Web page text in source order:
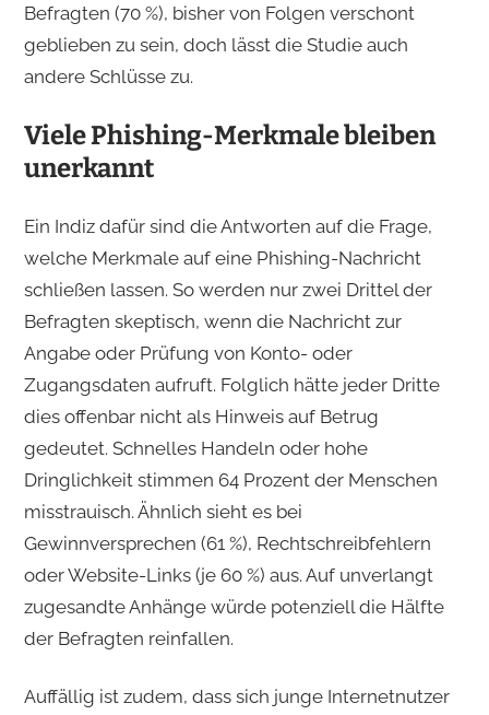
Befragten (70 %), bisher von Folgen verschont
geblieben zu sein, doch lässt die Studie auch
andere Schlüsse zu.
Viele Phishing-Merkmale bleiben
unerkannt
Ein Indiz dafür sind die Antworten auf die Frage,
welche Merkmale auf eine Phishing-Nachricht
schließen lassen. So werden nur zwei Drittel der
Befragten skeptisch, wenn die Nachricht zur
Angabe oder Prüfung von Konto- oder
Zugangsdaten aufruft. Folglich hätte jeder Dritte
dies offenbar nicht als Hinweis auf Betrug
gedeutet. Schnelles Handeln oder hohe
Dringlichkeit stimmen 64 Prozent der Menschen
misstrauisch. Ähnlich sieht es bei
Gewinnversprechen (61 %), Rechtschreibfehlern
oder Website-Links (je 60 %) aus. Auf unverlangt
zugesandte Anhänge würde potenziell die Hälfte
der Befragten reinfallen.
Auffällig ist zudem, dass sich junge Internetnutzer